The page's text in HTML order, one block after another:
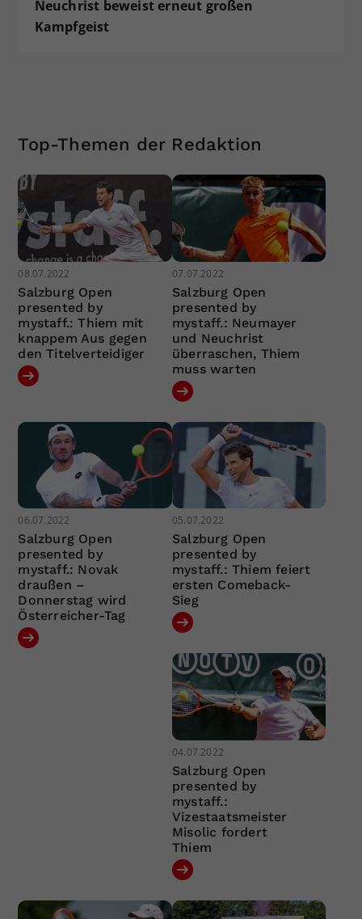
Neuchrist beweist erneut großen
Kampfgeist
Top-Themen der Redaktion
08.07.2022
Salzburg Open
presented by
mystaff.: Thiem mit
knappem Aus gegen
den Titelverteidiger
07.07.2022
Salzburg Open
presented by
mystaff.: Neumayer
und Neuchrist
überraschen, Thiem
muss warten
06.07.2022
Salzburg Open
presented by
mystaff.: Novak
draußen –
Donnerstag wird
Österreicher-Tag
05.07.2022
Salzburg Open
presented by
mystaff.: Thiem feiert
ersten Comeback-
Sieg
04.07.2022
Salzburg Open
presented by
mystaff.:
Vizestaatsmeister
Misolic fordert
Thiem